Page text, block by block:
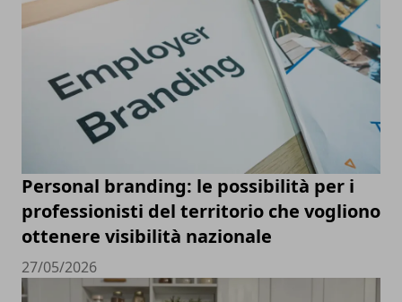
Personal branding: le possibilità per i
professionisti del territorio che vogliono
ottenere visibilità nazionale
27/05/2026